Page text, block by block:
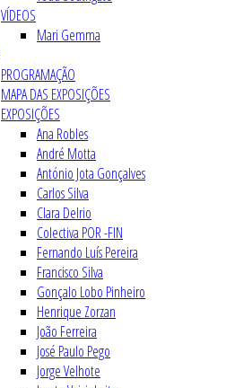
VÍDEOS
Mari Gemma
PROGRAMAÇÃO
MAPA DAS EXPOSIÇÕES
EXPOSIÇÕES
Ana Robles
André Motta
António Jota Gonçalves
Carlos Silva
Clara Delrio
Colectiva POR -FIN
Fernando Luís Pereira
Francisco Silva
Gonçalo Lobo Pinheiro
Henrique Zorzan
João Ferreira
José Paulo Pego
Jorge Velhote